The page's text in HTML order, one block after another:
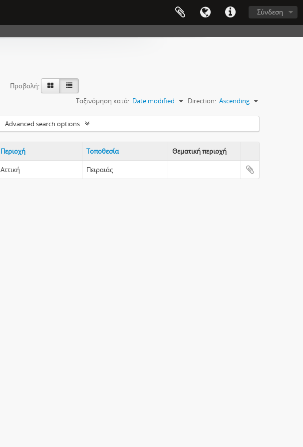
Σύνδεση
Προβολή:
Ταξινόμηση κατά: Date modified Direction: Ascending
Advanced search options
Περιοχή Τοποθεσία
Θεματική περιοχή
Clipboard
Αττική Πειραιάς